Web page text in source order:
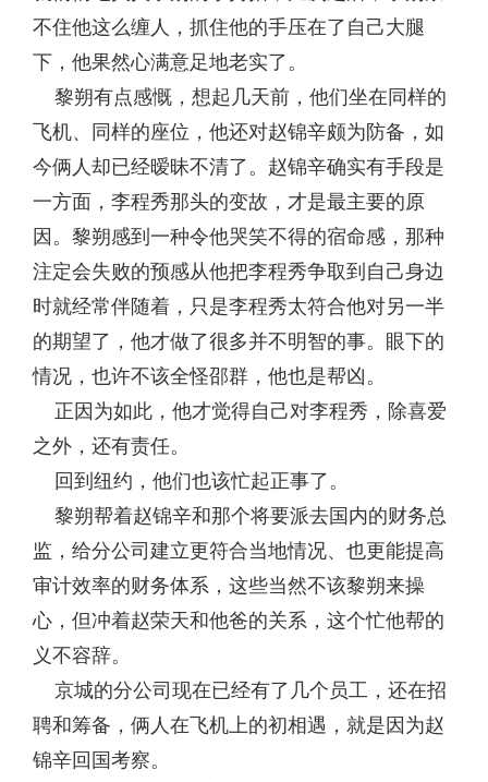
不住他这么缠人，抓住他的手压在了自己大腿
下，他果然心满意足地老实了。
黎朔有点感慨，想起几天前，他们坐在同样的
飞机、同样的座位，他还对赵锦辛颇为防备，如
今俩人却已经暧昧不清了。赵锦辛确实有手段是
一方面，李程秀那头的变故，才是最主要的原
因。黎朔感到一种令他哭笑不得的宿命感，那种
注定会失败的预感从他把李程秀争取到自己身边
时就经常伴随着，只是李程秀太符合他对另一半
的期望了，他才做了很多并不明智的事。眼下的
情况，也许不该全怪邵群，他也是帮凶。
正因为如此，他才觉得自己对李程秀，除喜爱
之外，还有责任。
回到纽约，他们也该忙起正事了。
黎朔帮着赵锦辛和那个将要派去国内的财务总
监，给分公司建立更符合当地情况、也更能提高
审计效率的财务体系，这些当然不该黎朔来操
心，但冲着赵荣天和他爸的关系，这个忙他帮的
义不容辞。
京城的分公司现在已经有了几个员工，还在招
聘和筹备，俩人在飞机上的初相遇，就是因为赵
锦辛回国考察。